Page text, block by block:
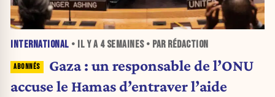
INTERNATIONAL • IL Y A 4 SEMAINES• PAR RÉDACTION
Gaza : un responsable de l’ONU
accuse le Hamas d’entraver l’aide